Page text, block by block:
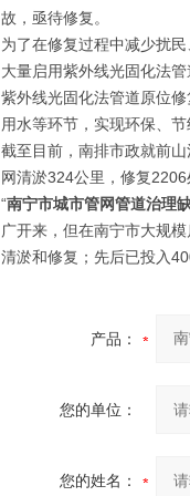
故，亟待修复。
为了在修复过程中减少扰
大量启用紫外线光固化法管
紫外线光固化法管道原位
用水等环节，实现环保、
截至目前，南排市政就前
网清淤324公里，修复
“南宁市城市管网管道治理
广开来，但在南宁市大规
清淤和修复；先后已投入
产品：
您的单位：
您的姓名：